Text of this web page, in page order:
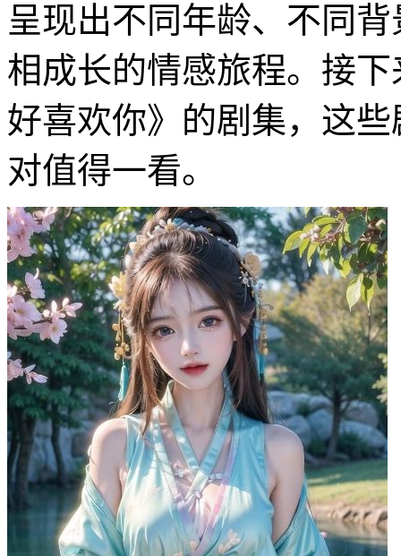
呈现出不同年龄、不同
相成长的情感旅程。接
好喜欢你》的剧集，这
对值得一看。